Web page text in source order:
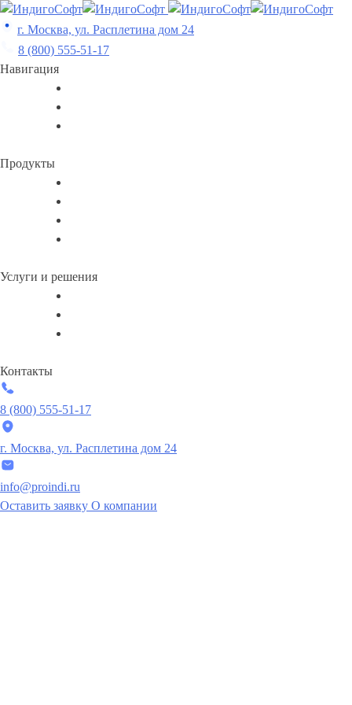
Skip
to
content
г. Москва, ул. Расплетина дом 24
8 (800) 555-51-17
Навигация
Продукты
Услуги и решения
Контакты
8 (800) 555-51-17
г. Москва, ул. Расплетина дом 24
info@proindi.ru
Оставить заявку О компании